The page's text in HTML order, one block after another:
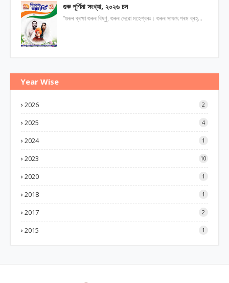
গুৰু পূর্ণিমা সংখ্যা, ২০২৬ চন
“গুৰুৰ ব্ৰহ্মা গুৰুৰ বিষ্ণু, গুৰুৰ দেৱো মহেশ্বৰঃ। গুৰুৰ সাক্ষাৎ পৰম ব্ৰহ্…
Year Wise
2026 2
2025 4
2024 1
2023 10
2020 1
2018 1
2017 2
2015 1